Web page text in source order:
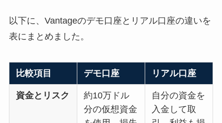
以下に、Vantageのデモ口座とリアル口座の違いを
表にまとめました。
比較項目 デモ口座 リアル口座
資金とリスク
約10万ドル
分の仮想資金
自分の資金を
入金して取